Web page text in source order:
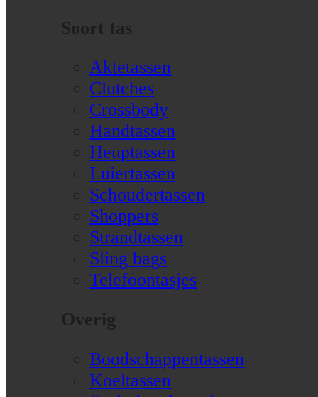
Soort tas
Aktetassen
Clutches
Crossbody
Handtassen
Heuptassen
Luiertassen
Schoudertassen
Shoppers
Strandtassen
Sling bags
Telefoontasjes
Overig
Boodschappentassen
Koeltassen